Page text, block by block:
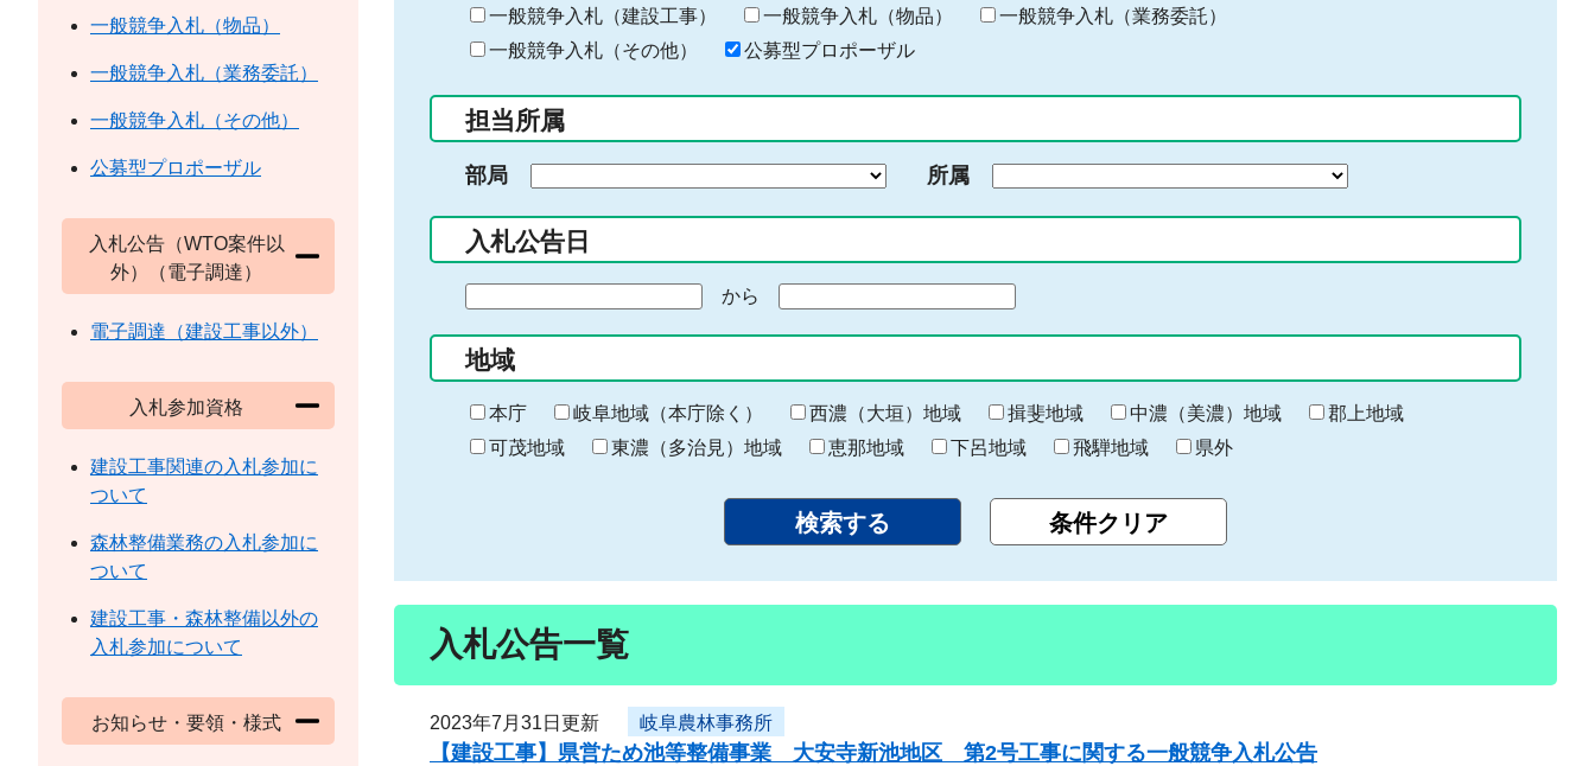
キ
ー
ー
入
力
一般競争入札（建設工事） 一般競争入札（物品）
一般競争入札（業務委託）
一般競争入札（その他）
公募型プロポーザル
担当所属
部局 所属
入札公告日
の
始
ま
り
から
終
わ
り
地域
本庁 岐阜地域（本庁除く） 西濃（大垣）地域 揖斐地域 中濃（美濃）地域
郡上地域
可茂地域
東濃（多治見）地域 恵那地域 下呂地域 飛騨地域 県外
入札公告一覧
2023年7月31日更新 岐阜農林事務所
【建設工事】県営ため池等整備事業 大安寺新池地区 第2号工事に関する一般競争入札公告
一般競争入札（物品）
一般競争入札（業務委託）
一般競争入札（その他）
公募型プロポーザル
入札公告（WTO案件以
外）（電子調達）
電子調達（建設工事以外）
入札参加資格
建設工事関連の入札参加に
ついて
森林整備業務の入札参加に
ついて
建設工事・森林整備以外の
入札参加について
お知らせ・要領・様式